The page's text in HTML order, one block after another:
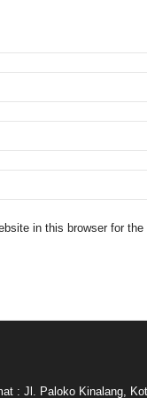
in this browser for
: Jl. Paloko Kinalang,